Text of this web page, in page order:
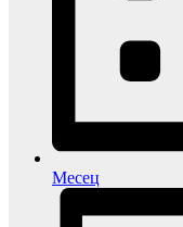
Месец